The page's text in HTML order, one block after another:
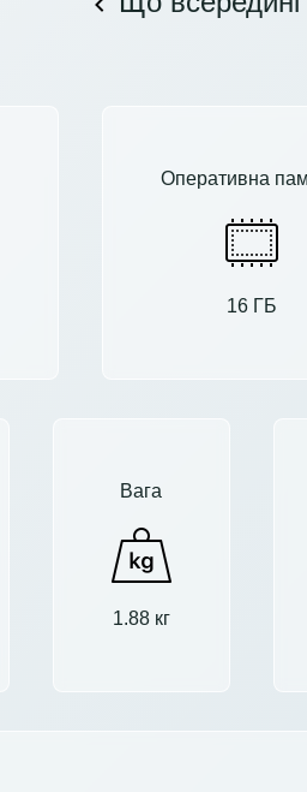
Оперативна
16 ГБ
Вага
1.88 кг